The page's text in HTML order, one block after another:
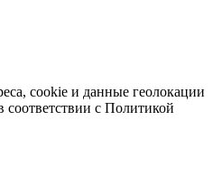
cookie и данные геолокации
соответствии с Политикой